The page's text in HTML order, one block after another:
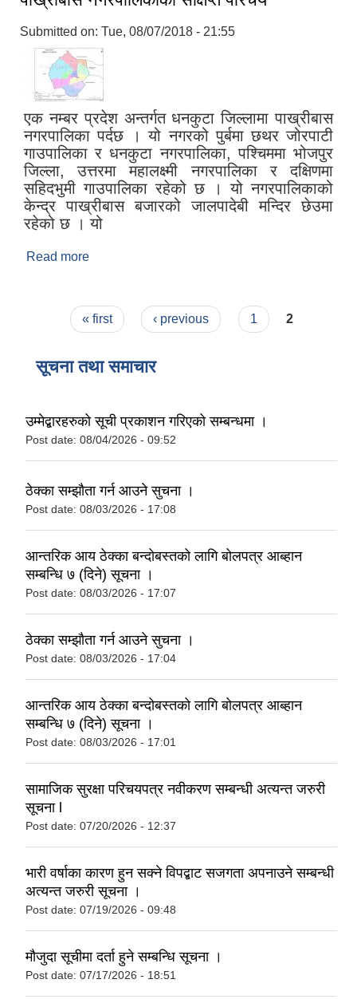
Submitted on: Tue, 08/07/2018 - 21:55
एक नम्बर प्रदेश अन्तर्गत धनकुटा जिल्लामा पाख्रीबास
नगरपालिका पर्दछ । यो नगरको पुर्बमा छथर जोरपाटी
गाउपालिका र धनकुटा नगरपालिका, पश्चिममा भोजपुर
जिल्ला, उत्तरमा महालक्ष्मी नगरपालिका र दक्षिणमा
सहिदभुमी गाउपालिका रहेको छ । यो नगरपालिकाको
केन्द्र पाख्रीबास बजारको जालपादेबी मन्दिर छेउमा
रहेको छ । यो
Read more
Pages« first ‹ previous 1 2
सूचना तथा समाचार
उम्मेद्बारहरुको सूची प्रकाशन गरिएको सम्बन्धमा ।
Post date: 08/04/2026 - 09:52
ठेक्का सम्झौता गर्न आउने सुचना ।
Post date: 08/03/2026 - 17:08
आन्तरिक आय ठेक्का बन्दोबस्तको लागि बोलपत्र आब्हान
सम्बन्धि ७ (दिने) सूचना ।
Post date: 08/03/2026 - 17:07
ठेक्का सम्झौता गर्न आउने सुचना ।
Post date: 08/03/2026 - 17:04
आन्तरिक आय ठेक्का बन्दोबस्तको लागि बोलपत्र आब्हान
सम्बन्धि ७ (दिने) सूचना ।
Post date: 08/03/2026 - 17:01
सामाजिक सुरक्षा परिचयपत्र नवीकरण सम्बन्धी अत्यन्त जरुरी
सूचना l
Post date: 07/20/2026 - 12:37
भारी वर्षाका कारण हुन सक्ने विपद्बाट सजगता अपनाउने सम्बन्धी
अत्यन्त जरुरी सूचना ।
Post date: 07/19/2026 - 09:48
मौजुदा सूचीमा दर्ता हुने सम्बन्धि सूचना ।
Post date: 07/17/2026 - 18:51